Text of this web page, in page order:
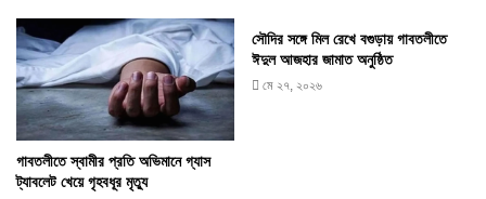
গাবতলীতে স্বামীর প্রতি অভিমানে গ্যাস
ট্যাবলেট খেয়ে গৃহবধূর মৃত্যু
সৌদির সঙ্গে মিল রেখে বগুড়ায় গাবতলীতে
ঈদুল আজহার জামাত অনুষ্ঠিত
মে ২৭, ২০২৬